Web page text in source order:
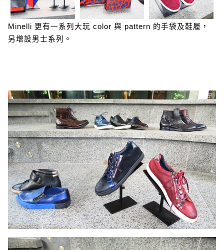
Minelli 更有一系列大玩 color 與 pattern 的手袋及鞋履，
另增設男士系列。